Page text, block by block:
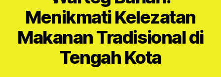
Menikmati Kelezatan
Makanan Tradisional di
Tengah Kota